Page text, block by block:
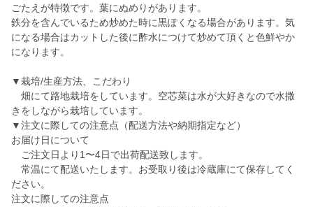
ごたえが特徴です。葉にぬめりがあります。
鉄分を含んでいるため炒めた時に黒ぽくなる場合があります。気
になる場合はカットした後に酢水につけて炒めて頂くと色鮮やか
になります。
▼栽培/生産方法、こだわり
畑にて路地栽培をしています。空芯菜は水が大好きなので水撒
きをしながら栽培しています。
▼注文に際しての注意点（配送方法や納期指定など）
お届け日について
ご注文日より1〜4日で出荷配送致します。
常温にて配送いたします。お受取り後は冷蔵庫にて保存してく
ださい。
注文に際しての注意点